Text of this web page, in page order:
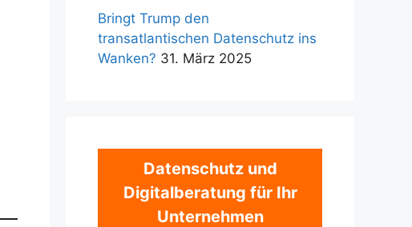
Bringt Trump den
transatlantischen Datenschutz ins
Wanken? 31. März 2025
Datenschutz und
Digitalberatung für Ihr
Unternehmen